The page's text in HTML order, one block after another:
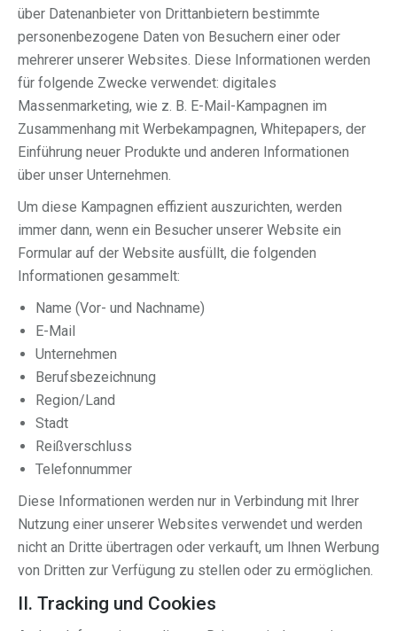
über Datenanbieter von Drittanbietern bestimmte
personenbezogene Daten von Besuchern einer oder
mehrerer unserer Websites. Diese Informationen werden
für folgende Zwecke verwendet: digitales
Massenmarketing, wie z. B. E-Mail-Kampagnen im
Zusammenhang mit Werbekampagnen, Whitepapers, der
Einführung neuer Produkte und anderen Informationen
über unser Unternehmen.
Um diese Kampagnen effizient auszurichten, werden
immer dann, wenn ein Besucher unserer Website ein
Formular auf der Website ausfüllt, die folgenden
Informationen gesammelt:
Name (Vor- und Nachname)
E-Mail
Unternehmen
Berufsbezeichnung
Region/Land
Stadt
Reißverschluss
Telefonnummer
Diese Informationen werden nur in Verbindung mit Ihrer
Nutzung einer unserer Websites verwendet und werden
nicht an Dritte übertragen oder verkauft, um Ihnen Werbung
von Dritten zur Verfügung zu stellen oder zu ermöglichen.
II. Tracking und Cookies